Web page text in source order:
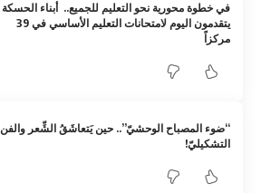
في خطوة محورية نحو التعليم للجميع.. ‏ أبناء الحسكة
يتقدمون اليوم لامتحانات التعليم الأساسي في 39
مركزاً
“ضوء المصباح الوحشيّ”.. حين يَتعاشَقُ الشِّعر والفن
التشكيليّ!